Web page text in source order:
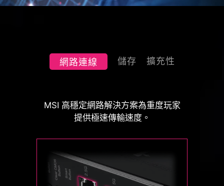
或PWM哪種模式運行，視情況隨時調整
風扇轉速和進行降噪。 Hysteresis也能
統隨時處於安靜的狀態。
網路連線 儲存 擴充性
MSI 高穩定網路解決方案為重度玩家
提供極速傳輸速度。
MSI MPG 系列主板支援所有最新的儲
存技術標準，用戶可以自由選擇極速存
2x
更大的 BIOS ROM 容量，讓使用者在
BIOS 介面功能。即使未來升級處理
器，也能確保完全相容，無需擔心兼容
性問題。